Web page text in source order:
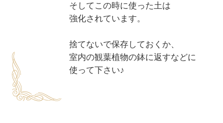
そしてこの時に使った土は
強化されています。
捨てないで保存しておくか、
室内の観葉植物の鉢に返すなどに